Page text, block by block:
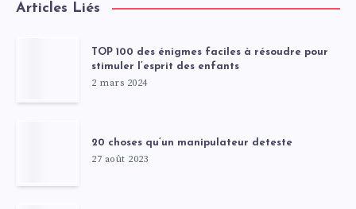
Articles Liés
TOP 100 des énigmes faciles à résoudre pour
stimuler l’esprit des enfants
2 mars 2024
20 choses qu’un manipulateur deteste
27 août 2023